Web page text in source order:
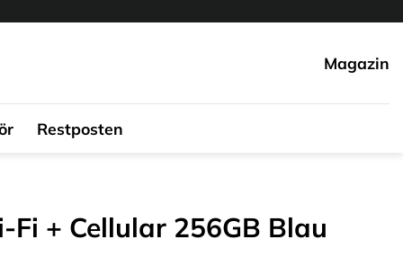
Magazin
Restposten
+ Cellular 256GB Blau